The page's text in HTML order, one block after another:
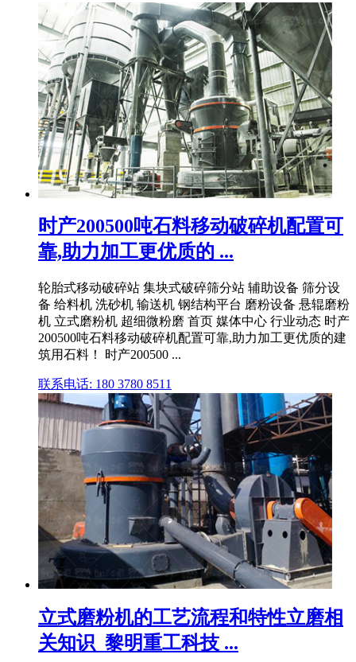
时产200500吨石料移动破碎机配置可
靠,助力加工更优质的 ...
轮胎式移动破碎站 集块式破碎筛分站 辅助设备 筛分设
备 给料机 洗砂机 输送机 钢结构平台 磨粉设备 悬辊磨粉
机 立式磨粉机 超细微粉磨 首页 媒体中心 行业动态 时产
200500吨石料移动破碎机配置可靠,助力加工更优质的建
筑用石料！ 时产200500 ...
联系电话: 180 3780 8511
立式磨粉机的工艺流程和特性立磨相
关知识_黎明重工科技 ...